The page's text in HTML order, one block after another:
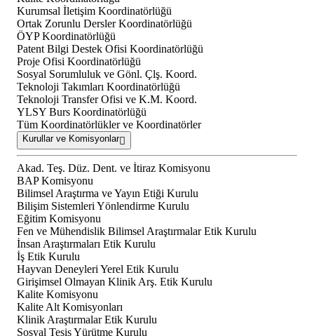
Kurumsal İletişim Koordinatörlüğü
Ortak Zorunlu Dersler Koordinatörlüğü
ÖYP Koordinatörlüğü
Patent Bilgi Destek Ofisi Koordinatörlüğü
Proje Ofisi Koordinatörlüğü
Sosyal Sorumluluk ve Gönl. Çlş. Koord.
Teknoloji Takımları Koordinatörlüğü
Teknoloji Transfer Ofisi ve K.M. Koord.
YLSY Burs Koordinatörlüğü
Tüm Koordinatörlükler ve Koordinatörler
Kurullar ve Komisyonlar
Akad. Teş. Düz. Dent. ve İtiraz Komisyonu
BAP Komisyonu
Bilimsel Araştırma ve Yayın Etiği Kurulu
Bilişim Sistemleri Yönlendirme Kurulu
Eğitim Komisyonu
Fen ve Mühendislik Bilimsel Araştırmalar Etik Kurulu
İnsan Araştırmaları Etik Kurulu
İş Etik Kurulu
Hayvan Deneyleri Yerel Etik Kurulu
Girişimsel Olmayan Klinik Arş. Etik Kurulu
Kalite Komisyonu
Kalite Alt Komisyonları
Klinik Araştırmalar Etik Kurulu
Sosyal Tesis Yürütme Kurulu